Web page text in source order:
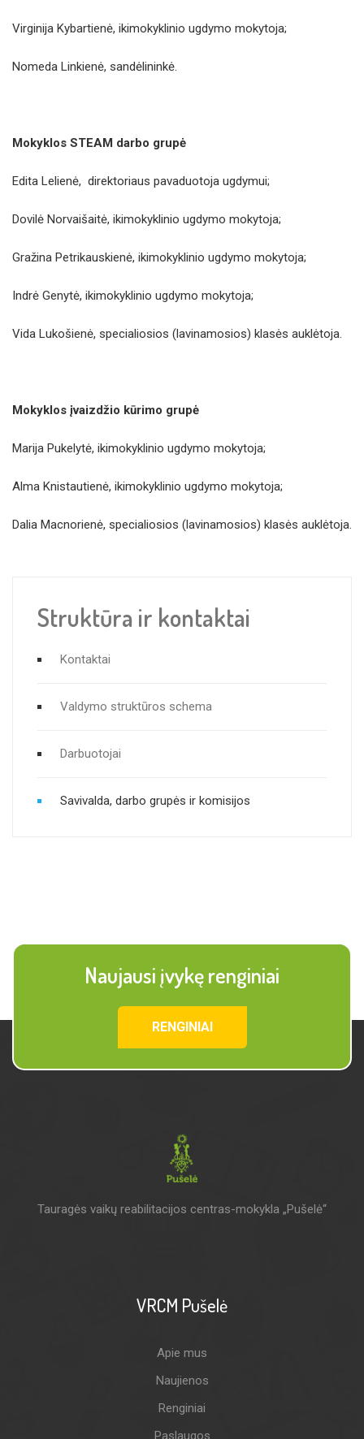
Virginija Kybartienė, ikimokyklinio ugdymo mokytoja;
Nomeda Linkienė, sandėlininkė.
Mokyklos STEAM darbo grupė
Edita Lelienė, direktoriaus pavaduotoja ugdymui;
Dovilė Norvaišaitė, ikimokyklinio ugdymo mokytoja;
Gražina Petrikauskienė, ikimokyklinio ugdymo mokytoja;
Indrė Genytė, ikimokyklinio ugdymo mokytoja;
Vida Lukošienė, specialiosios (lavinamosios) klasės auklėtoja.
Mokyklos įvaizdžio kūrimo grupė
Marija Pukelytė, ikimokyklinio ugdymo mokytoja;
Alma Knistautienė, ikimokyklinio ugdymo mokytoja;
Dalia Macnorienė, specialiosios (lavinamosios) klasės auklėtoja.
Struktūra ir kontaktai
Kontaktai
Valdymo struktūros schema
Darbuotojai
Savivalda, darbo grupės ir komisijos
Naujausi įvykę renginiai
RENGINIAI
Tauragės vaikų reabilitacijos centras-mokykla „Pušelė“
VRCM Pušelė
Apie mus
Naujienos
Renginiai
Paslaugos